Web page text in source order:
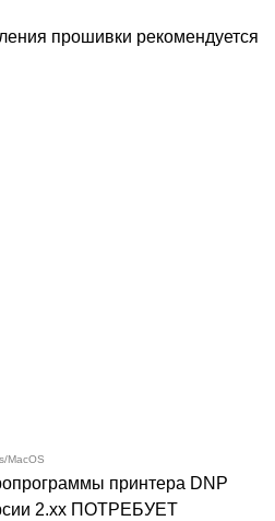
прошивки рекомендуется
MacOS
принтера DNP
2.хх ПОТРЕБУЕТ